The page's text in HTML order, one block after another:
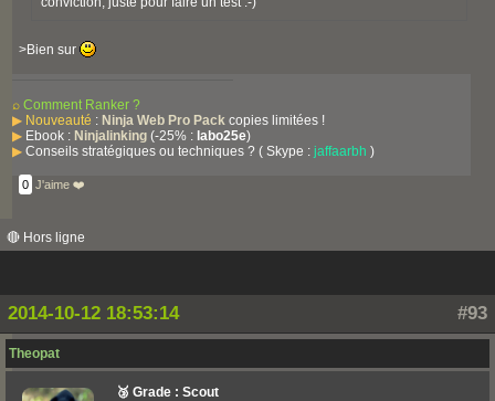
>Bien sur
⌕ Comment Ranker ?
▶ Nouveauté : Ninja Web Pro Pack copies limitées !
▶ Ebook : Ninjalinking (-25% : labo25e)
▶ Conseils stratégiques ou techniques ? ( Skype : jaffaarbh )
0 J'aime ❤️
🔴 Hors ligne
#93
2014-10-12 18:53:14
Theopat
🥉 Grade : Scout